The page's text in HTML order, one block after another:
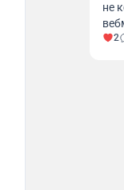
не
2